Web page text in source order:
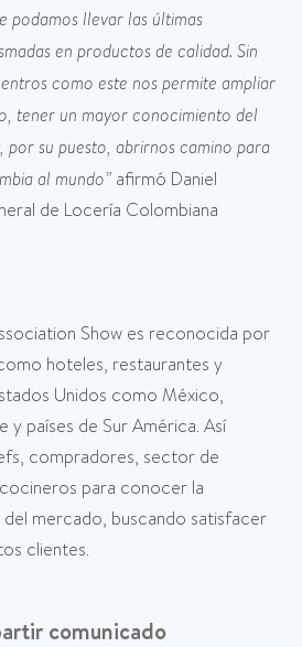
podamos llevar las últimas
en productos de calidad. Sin
como este nos permite ampliar
tener un mayor conocimiento del
por su puesto, abrirnos camino para
al mundo” afirmó Daniel
de Locería Colombiana
Show es reconocida por
hoteles, restaurantes y
Unidos como México,
países de Sur América. Así
compradores, sector de
para conocer la
mercado, buscando satisfacer
clientes.
comunicado